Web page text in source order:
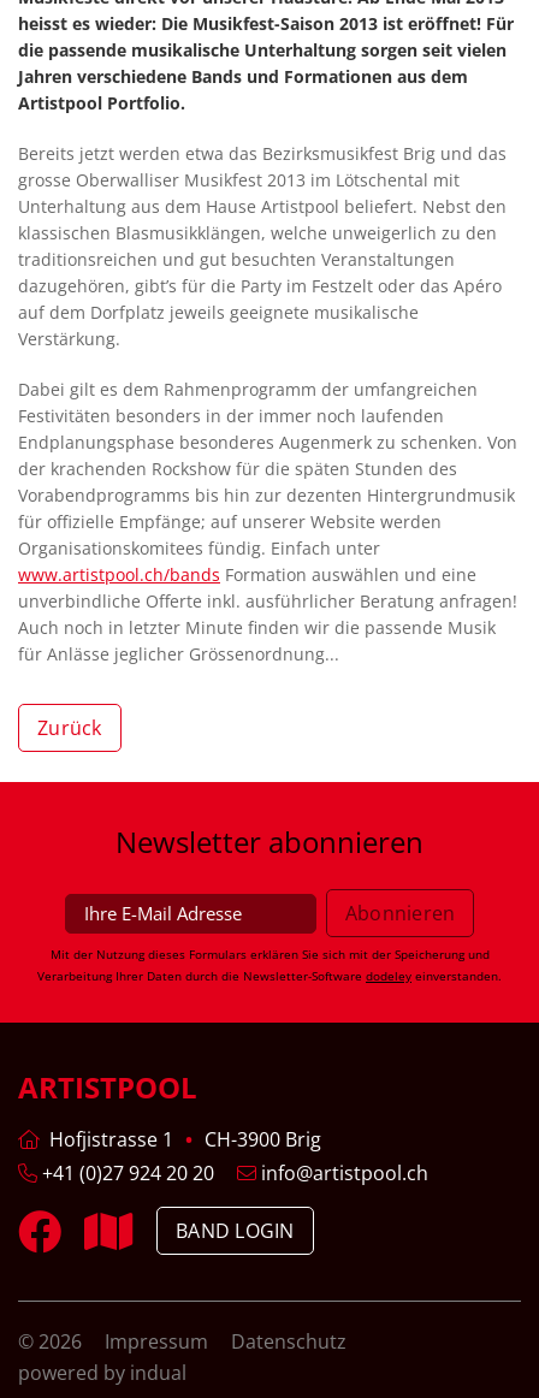
heisst es wieder: Die Musikfest-Saison 2013 ist eröffnet! Für
die passende musikalische Unterhaltung sorgen seit vielen
Jahren verschiedene Bands und Formationen aus dem
Artistpool Portfolio.
Bereits jetzt werden etwa das Bezirksmusikfest Brig und das
grosse Oberwalliser Musikfest 2013 im Lötschental mit
Unterhaltung aus dem Hause Artistpool beliefert. Nebst den
klassischen Blasmusikklängen, welche unweigerlich zu den
traditionsreichen und gut besuchten Veranstaltungen
dazugehören, gibt’s für die Party im Festzelt oder das Apéro
auf dem Dorfplatz jeweils geeignete musikalische
Verstärkung.
Dabei gilt es dem Rahmenprogramm der umfangreichen
Festivitäten besonders in der immer noch laufenden
Endplanungsphase besonderes Augenmerk zu schenken. Von
der krachenden Rockshow für die späten Stunden des
Vorabendprogramms bis hin zur dezenten Hintergrundmusik
für offizielle Empfänge; auf unserer Website werden
Organisationskomitees fündig. Einfach unter
www.artistpool.ch/bands Formation auswählen und eine
unverbindliche Offerte inkl. ausführlicher Beratung anfragen!
Auch noch in letzter Minute finden wir die passende Musik
für Anlässe jeglicher Grössenordnung...
Zurück
Newsletter abonnieren
Mit der Nutzung dieses Formulars erklären Sie sich mit der Speicherung und
Verarbeitung Ihrer Daten durch die Newsletter-Software dodeley einverstanden.
ARTISTPOOL
Hofjistrasse 1
CH-3900 Brig
+41 (0)27 924 20 20
info@artistpool.ch
BAND LOGIN
© 2026 Impressum
Datenschutz
powered by indual